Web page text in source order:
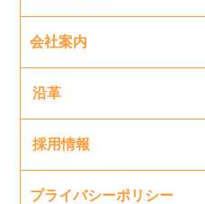
会社案内
沿革
採用情報
プライバシーポリシー